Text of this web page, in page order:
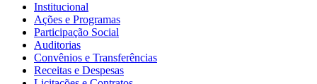
Institucional
Ações e Programas
Participação Social
Auditorias
Convênios e Transferências
Receitas e Despesas